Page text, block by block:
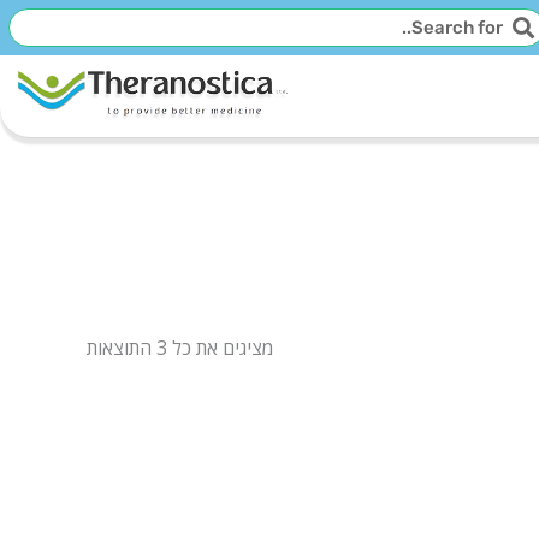
חיפוש
מציגים את כל ⁦3⁩ התוצאות